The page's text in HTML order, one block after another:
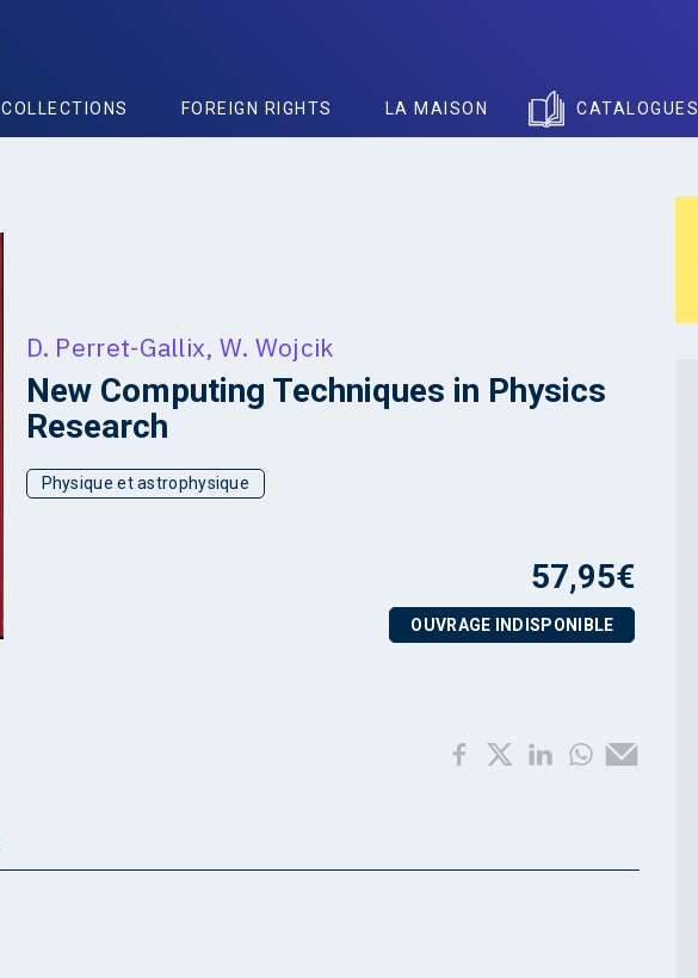
COLLECTIONS FOREIGN RIGHTS LA MAISON CATALOGUES
D. Perret-Gallix, W. Wojcik
New Computing Techniques in Physics
Research
Physique et astrophysique
57,95€
OUVRAGE INDISPONIBLE